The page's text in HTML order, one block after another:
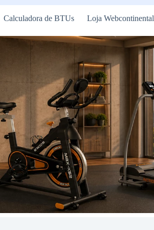
Calculadora de BTUs Loja Webcontinental